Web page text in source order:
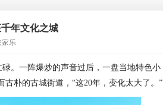
年文化之城
家乐
。一阵爆炒的声音过后，一盘当地特色小
朴的古城街道，“这20年，变化太大了。”